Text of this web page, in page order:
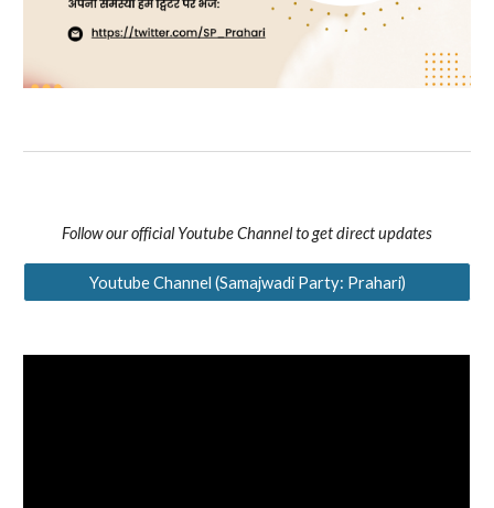
Follow our official Youtube Channel to get direct updates
Youtube Channel (Samajwadi Party: Prahari)